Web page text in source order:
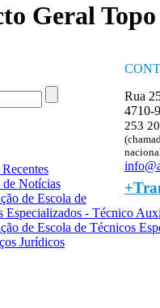
Geral Topo
Rua
4710-
253
de procura
Notícias
de Escola de
Especializados - Técnico
de Escola de Técnicos
Jurídicos